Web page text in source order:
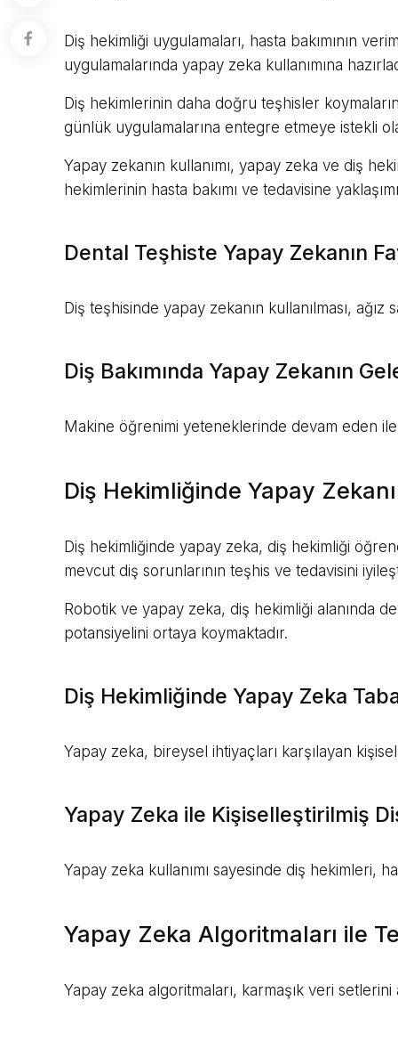
Diş hekimliği uygulamaları, hasta bakımının
uygulamalarında yapay zeka kullanımına
Diş hekimlerinin daha doğru teşhisler
günlük uygulamalarına entegre etmeye istekli
Yapay zekanın kullanımı, yapay zeka ve diş
hekimlerinin hasta bakımı ve tedavisine
Dental Teşhiste Yapay Zekanın
Diş teşhisinde yapay zekanın kullanılması,
Diş Bakımında Yapay Zekanın
Makine öğrenimi yeteneklerinde devam eden
Diş Hekimliğinde Yapay
Diş hekimliğinde yapay zeka, diş hekimliği
mevcut diş sorunlarının teşhis ve tedavisini
Robotik ve yapay zeka, diş hekimliği alanında
potansiyelini ortaya koymaktadır.
Diş Hekimliğinde Yapay Zeka
Yapay zeka, bireysel ihtiyaçları karşılayan
Yapay Zeka ile Kişiselleştirilmiş
Yapay zeka kullanımı sayesinde diş hekimleri,
Yapay Zeka Algoritmaları ile
Yapay zeka algoritmaları, karmaşık veri